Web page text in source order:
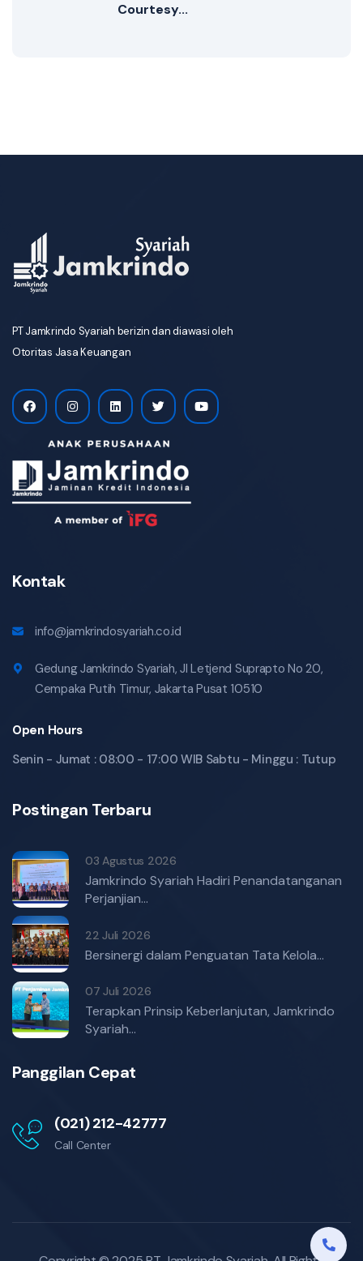
Courtesy...
PT Jamkrindo Syariah berizin dan diawasi oleh
Otoritas Jasa Keuangan
Kontak
info@jamkrindosyariah.co.id
Gedung Jamkrindo Syariah, Jl Letjend Suprapto No 20,
Cempaka Putih Timur, Jakarta Pusat 10510
Open Hours
Senin - Jumat : 08:00 - 17:00 WIB Sabtu - Minggu : Tutup
Postingan Terbaru
03 Agustus 2026
Jamkrindo Syariah Hadiri Penandatanganan
Perjanjian...
22 Juli 2026
Bersinergi dalam Penguatan Tata Kelola...
07 Juli 2026
Terapkan Prinsip Keberlanjutan, Jamkrindo
Syariah...
Panggilan Cepat
(021) 212-42777
Call Center